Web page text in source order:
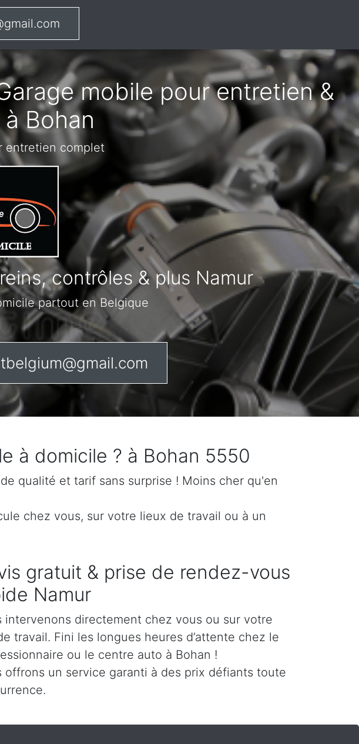
mobile pour entretien &
Bohan
entretien complet
contrôles & plus Namur
partout en Belgique
à domicile ? à Bohan 5550
qualité et tarif sans surprise ! Moins cher qu'en
chez vous, sur votre lieux de travail ou à un
gratuit & prise de rendez-vous
Namur
intervenons directement chez vous ou sur votre
travail. Fini les longues heures d’attente chez le
ou le centre auto à Bohan !
offrons un service garanti à des prix défiants toute